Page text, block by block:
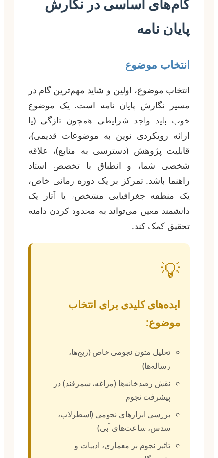
گام‌های اساسی در نگارش
پایان نامه
انتخاب موضوع
انتخاب موضوع، اولین و شاید مهم‌ترین گام در
مسیر نگارش پایان نامه است. یک موضوع
خوب باید واجد شرایطی همچون تازگی (یا
ارائه رویکردی نوین به موضوعات قدیمی)،
قابلیت پژوهش (دسترسی به منابع)، علاقه
شخصی شما، و انطباق با تخصص استاد
راهنما باشد. تمرکز بر یک دوره زمانی خاص،
یک منطقه جغرافیایی مشخص، یا آثار یک
دانشمند معین می‌تواند به محدود کردن دامنه
تحقیق کمک کند.
💡
ایده‌های کلیدی برای انتخاب
موضوع:
تحلیل متون نجومی خاص (زیج‌ها،
رساله‌ها)
نقش رصدخانه‌ها (مراغه، سمرقند) در
پیشرفت نجوم
بررسی ابزارهای نجومی (اسطرلاب،
سدس، ساعت‌های آبی)
تاثیر نجوم بر معماری، ادبیات و